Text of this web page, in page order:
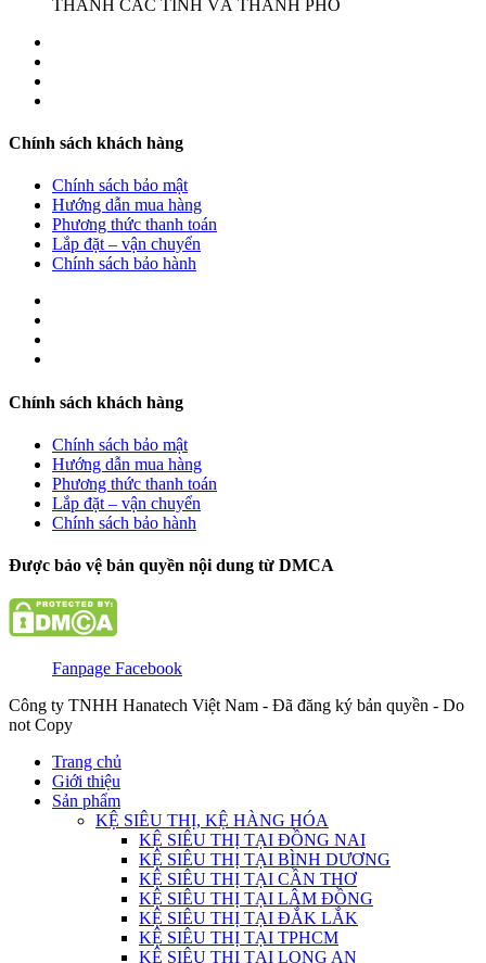
THÀNH CÁC TỈNH VÀ THÀNH PHỐ
Chính sách khách hàng
Chính sách bảo mật
Hướng dẫn mua hàng
Phương thức thanh toán
Lắp đặt – vận chuyển
Chính sách bảo hành
Chính sách khách hàng
Chính sách bảo mật
Hướng dẫn mua hàng
Phương thức thanh toán
Lắp đặt – vận chuyển
Chính sách bảo hành
Được bảo vệ bản quyền nội dung từ DMCA
Fanpage Facebook
Công ty TNHH Hanatech Việt Nam - Đã đăng ký bản quyền - Do
not Copy
Trang chủ
Giới thiệu
Sản phẩm
KỆ SIÊU THỊ, KỆ HÀNG HÓA
KỆ SIÊU THỊ TẠI ĐỒNG NAI
KỆ SIÊU THỊ TẠI BÌNH DƯƠNG
KỆ SIÊU THỊ TẠI CẦN THƠ
KỆ SIÊU THỊ TẠI LÂM ĐỒNG
KỆ SIÊU THỊ TẠI ĐẮK LẮK
KỆ SIÊU THỊ TẠI TPHCM
KỆ SIÊU THỊ TẠI LONG AN